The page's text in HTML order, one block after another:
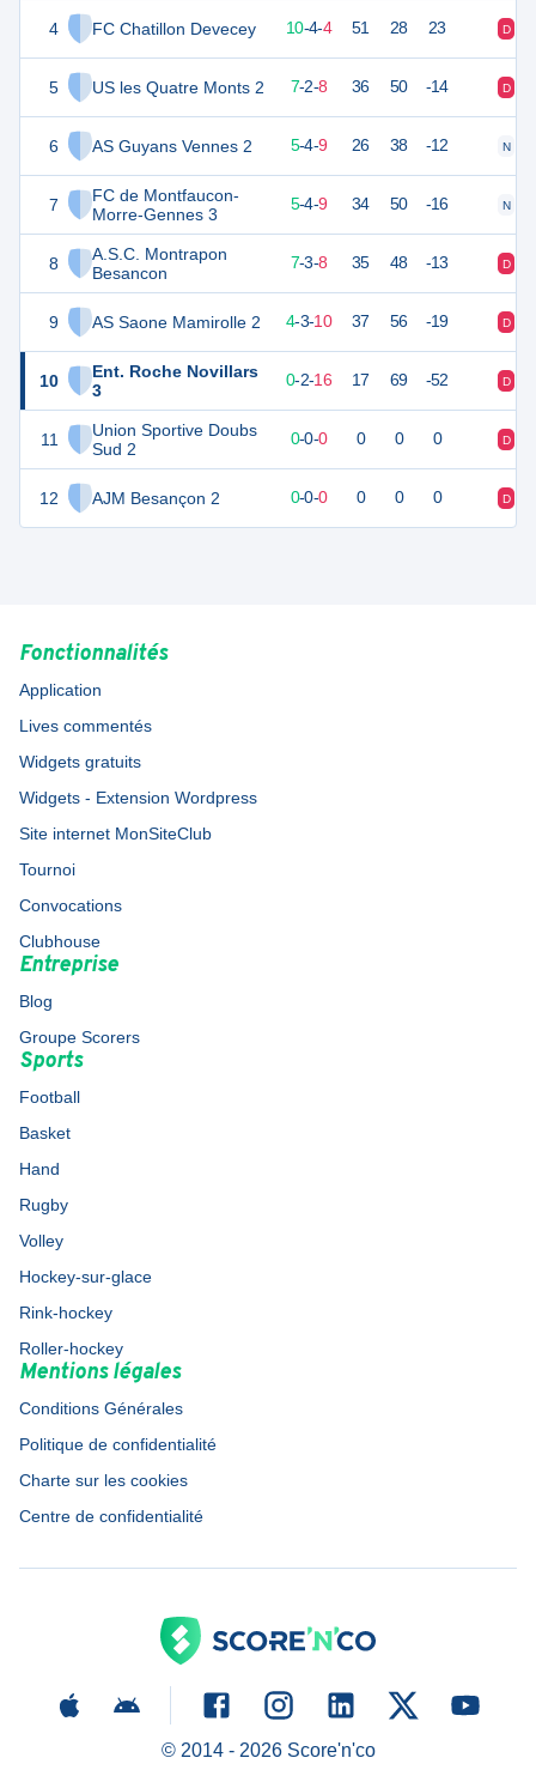
4 FC Chatillon Devecey
5 US les Quatre Monts 2
6 AS Guyans Vennes 2
7
FC de Montfaucon-
Morre-Gennes 3
8
A.S.C. Montrapon
Besancon
9 AS Saone Mamirolle 2
10
Ent. Roche Novillars
3
11
Union Sportive Doubs
Sud 2
12 AJM Besançon 2
34 18 10-4-4 51 28 23 D
22 18 7-2-8 36 50 -14 D
19 18 5-4-9 26 38 -12 N
19 5-4-9 34 50 -16 N
17 7-3-8 35 48 -13 D
13 18 4-3-10 37 56 -19 D
2 18 0-2-16 17 69 -52 D
0 0 0-0-0 0 0 0 D
0 0-0-0 0 0 0 D
Fonctionnalités
Application
Lives commentés
Widgets gratuits
Widgets - Extension Wordpress
Site internet MonSiteClub
Tournoi
Convocations
Clubhouse
Entreprise
Blog
Groupe Scorers
Sports
Football
Basket
Hand
Rugby
Volley
Hockey-sur-glace
Rink-hockey
Roller-hockey
Mentions légales
Conditions Générales
Politique de confidentialité
Charte sur les cookies
Centre de confidentialité
© 2014 - 2026Score'n'co